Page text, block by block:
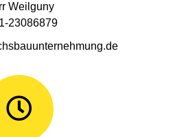
Weilguny
23086879